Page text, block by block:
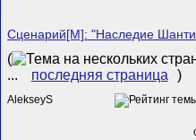
Сценарий[M]: "Наследие
(
...
последняя страница )
AlekseyS